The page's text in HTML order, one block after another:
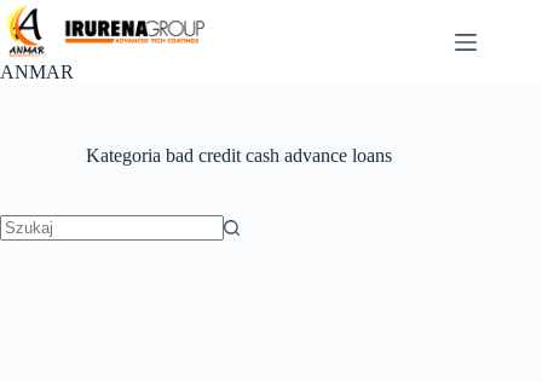
Przejdź
do
treści
ANMAR
Kategoria bad credit cash advance loans